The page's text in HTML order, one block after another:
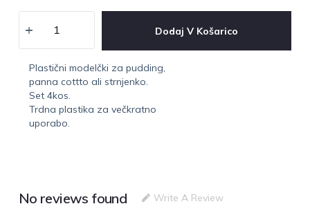
Dodaj V Košarico
Plastični modelčki za pudding,
panna cottto ali strnjenko.
Set 4kos.
Trdna plastika za večkratno
uporabo.
No reviews found Write A Review